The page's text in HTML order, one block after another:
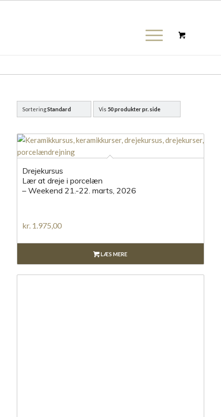
SorteringStandard Vis 50 produkter pr. side
Drejekursus
Lær at dreje i porcelæn
– Weekend 21.-22. marts, 2026
kr.1.975,00
LÆS MERE